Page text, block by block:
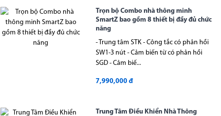
Trọn bộ Combo nhà thông minh
SmartZ bao gồm 8 thiết bị đầy đủ chức
năng
- Trung tâm STK - Công tắc có phản hồi
SW1-3 nút - Cảm biến từ có phản hồi
SGD - Cảm biế...
7,990,000 đ
Trung Tâm Điều Khiển Nhà Thông